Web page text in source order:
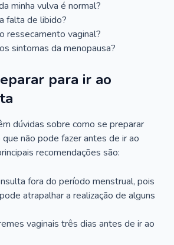
minha vulva é normal?
falta de libido?
ressecamento vaginal?
sintomas da menopausa?
para ir ao
dúvidas sobre como se preparar
não pode fazer antes de ir ao
recomendações são:
fora do período menstrual, pois
atrapalhar a realização de alguns
vaginais três dias antes de ir ao